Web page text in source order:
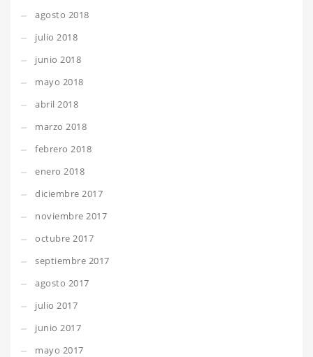
agosto 2018
julio 2018
junio 2018
mayo 2018
abril 2018
marzo 2018
febrero 2018
enero 2018
diciembre 2017
noviembre 2017
octubre 2017
septiembre 2017
agosto 2017
julio 2017
junio 2017
mayo 2017